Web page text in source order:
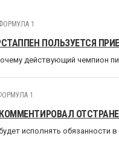
1
ПОЛЬЗУЕТСЯ
действующий чемпион
1
исполнять обязанности в